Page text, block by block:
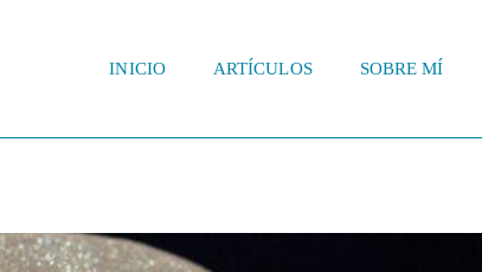
INICIO ARTÍCULOS SOBRE MÍ